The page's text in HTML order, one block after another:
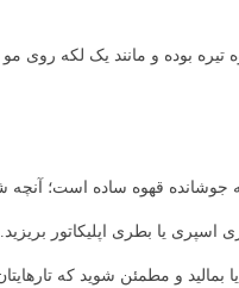
بوده و مانند یک لکه روی
جوشانده قهوه ساده است؛ آنچه
و مطمئن شوید که